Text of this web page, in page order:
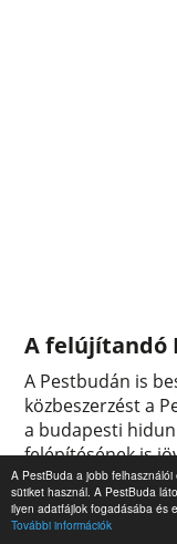
A PestBuda a jobb
sütiket használ. A PestBuda
ilyen adatfájlok fogadásába és
További információk
A felújítandó
A Pestbudán is
közbeszerzést a
a budapesti
felépítésének is
nem egy fiatal
ezelőtt, 1979-
felújításon. A